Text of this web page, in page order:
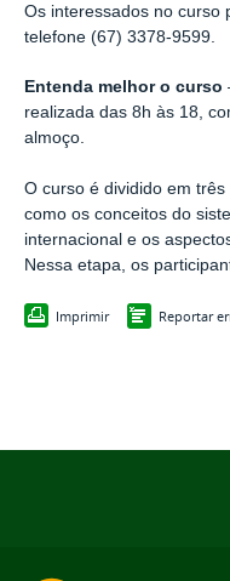
Os interessados no curso
telefone (67) 3378-9599.
Entenda melhor o curso
realizada das 8h às 18,
almoço.
O curso é dividido em
como os conceitos do
internacional e os
Nessa etapa, os
Imprimir Reportar